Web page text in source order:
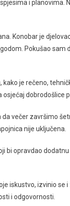
i planovima.
Konobar je
Pokušao
je rečeno,
dobrodošlice
večer završimo
nije uključena.
bi opravdao
iskustvo, izvinio se
i odgovornosti.